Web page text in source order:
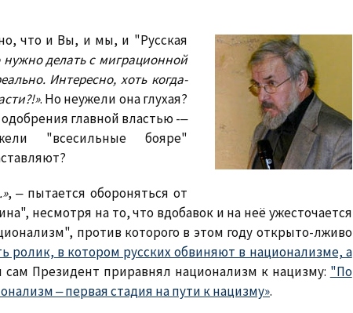
что и Вы, и мы, и "Русская
нужно делать с миграционной
Интересно, хоть когда-
. Но неужели она глухая?
главной властью -‒
"всесильные бояре"
, ‒ пытается обороняться от
несмотря на то, что вдобавок и на неё ужесточается
против которого в этом году открыто-лживо
ролик, в котором русских обвиняют в национализме, а
сам Президент приравнял национализм к нацизму: "По
‒ первая стадия на пути к нацизму».